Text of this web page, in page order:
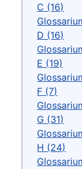
C (16)
D (16)
E (19)
F (7)
G (31)
H (24)